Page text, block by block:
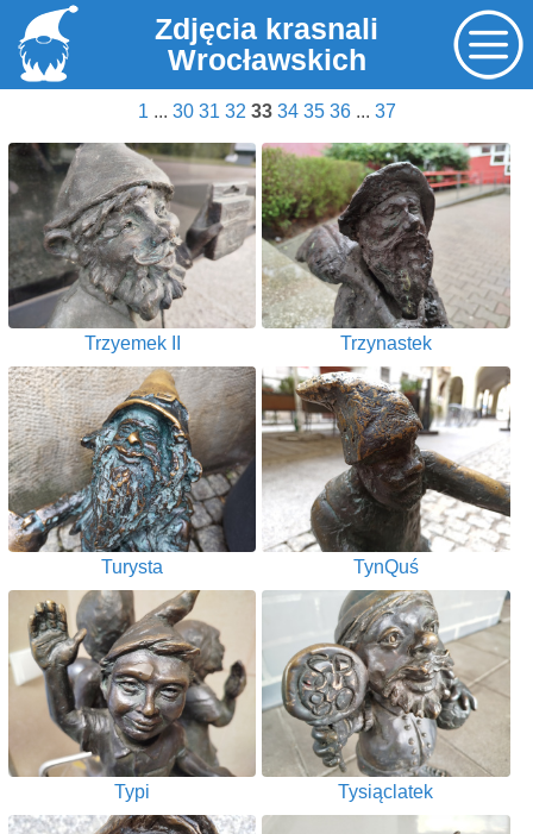
Zdjęcia krasnali
Wrocławskich
1 ... 30 31 32 33 34 35 36... 37
Trzyemek II Trzynastek
Turysta TynQuś
Typi Tysiąclatek